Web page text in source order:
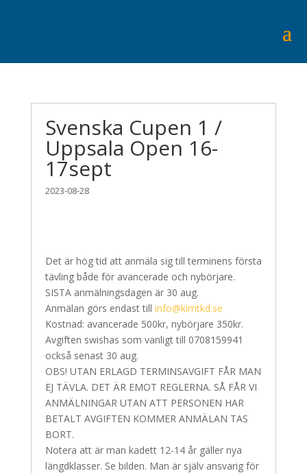
Svenska Cupen 1 /
Uppsala Open 16-
17sept
2023-08-28
Det är hög tid att anmäla sig till terminens första
tävling både för avancerade och nybörjare.
SISTA anmälningsdagen är 30 aug.
Anmälan görs endast till info@kimtkd.se
Kostnad: avancerade 500kr, nybörjare 350kr.
Avgiften swishas som vanligt till 0708159941
också senast 30 aug.
OBS! UTAN ERLAGD TERMINSAVGIFT FÅR MAN
EJ TÄVLA. DET ÄR EMOT REGLERNA. SÅ FÅR VI
ANMÄLNINGAR UTAN ATT PERSONEN HAR
BETALT AVGIFTEN KOMMER ANMÄLAN TAS
BORT.
Notera att är man kadett 12-14 år gäller nya
längdklasser. Se bilden. Man är själv ansvarig för